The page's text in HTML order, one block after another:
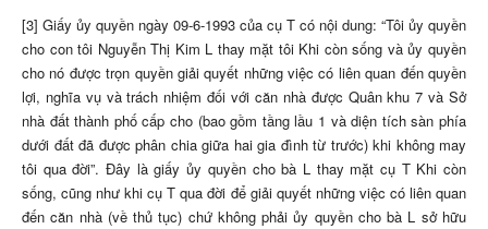
[3] Giấy ủy quyền ngày 09-6-1993 của cụ T có nội dung: “Tôi ủy quyền
cho con tôi Nguyễn Thị Kim L thay mặt tôi Khi còn sống và ủy quyền
cho nó được trọn quyền giải quyết những việc có liên quan đến quyền
lợi, nghĩa vụ và trách nhiệm đối với căn nhà được Quân khu 7 và Sở
nhà đất thành phố cấp cho (bao gồm tầng lầu 1 và diện tích sàn phía
dưới đất đã được phân chia giữa hai gia đình từ trước) khi không may
tôi qua đời”. Đây là giấy ủy quyền cho bà L thay mặt cụ T Khi còn
sống, cũng như khi cụ T qua đời để giải quyết những việc có liên quan
đến căn nhà (về thủ tục) chứ không phải ủy quyền cho bà L sở hữu